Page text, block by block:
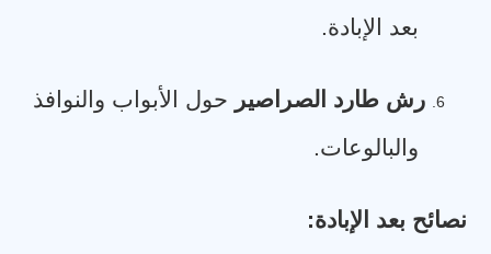
بعد الإبادة.
6. رش طارد الصراصير حول الأبواب والنوافذ
والبالوعات.
نصائح بعد الإبادة: